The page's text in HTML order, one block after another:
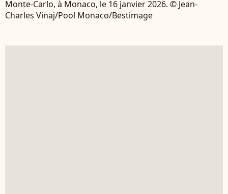
Monte-Carlo, à Monaco, le 16 janvier 2026. © Jean-
Charles Vinaj/Pool Monaco/Bestimage